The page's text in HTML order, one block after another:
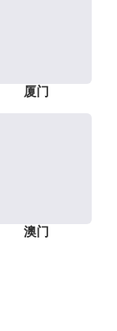
厦门
澳门